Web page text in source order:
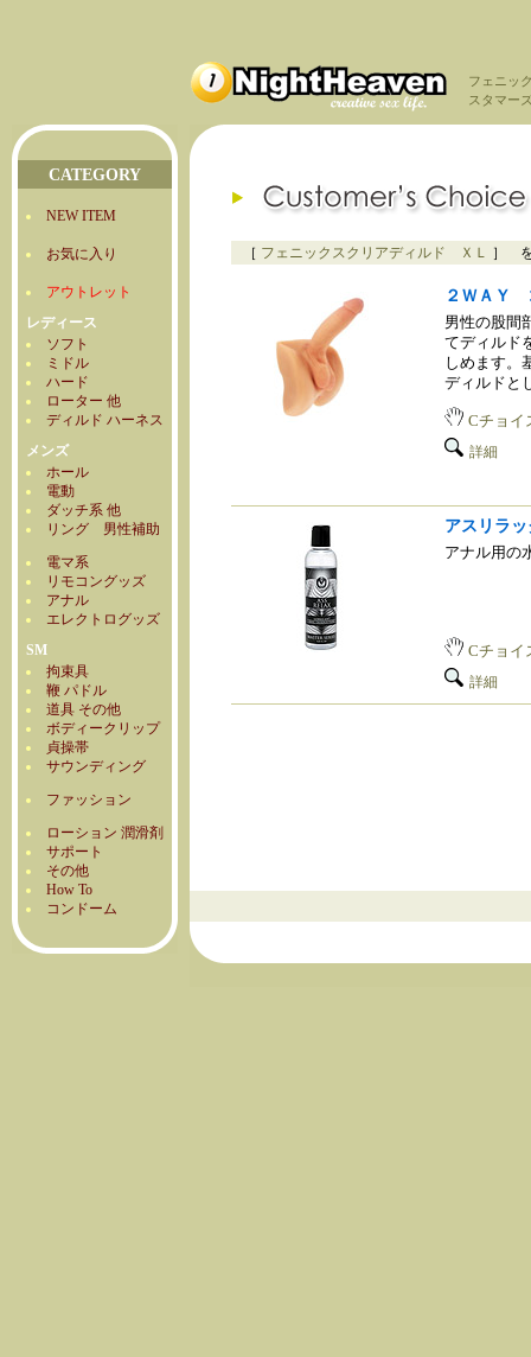
フェニッ
スタマー
CATEGORY
NEW ITEM
お気に入り
アウトレット
レディース
ソフト
ミドル
ハード
ローター 他
ディルド ハーネス
メンズ
ホール
電動
ダッチ系 他
リング 男性補助
電マ系
リモコングッズ
アナル
エレクトログッズ
SM
拘束具
鞭 パドル
道具 その他
ボディークリップ
貞操帯
サウンディング
ファッション
ローション 潤滑剤
サポート
その他
How To
コンドーム
［ フェニックスクリアディルド ＸＬ ］ を
２ＷＡＹ
男性の股間
てディルド
しめます。
ディルドと
Cチョイ
詳細
アスリラ
アナル用の
Cチョイ
詳細